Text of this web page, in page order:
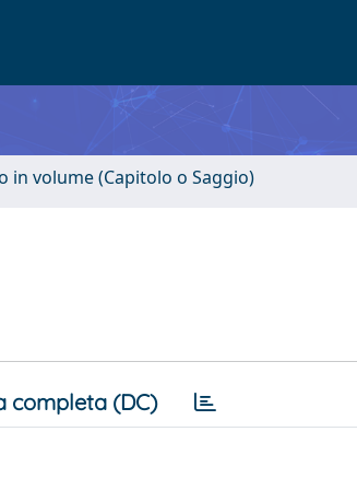
in volume (Capitolo o Saggio)
completa (DC)